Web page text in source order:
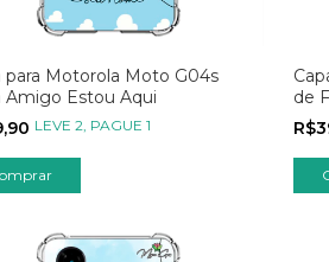
para Motorola Moto G04s
Amigo Estou Aqui
LEVE 2, PAGUE 1
de